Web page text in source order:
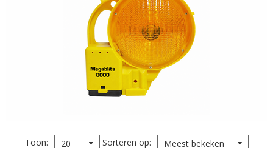
Toon 20 Sorteren op Meest bekeken